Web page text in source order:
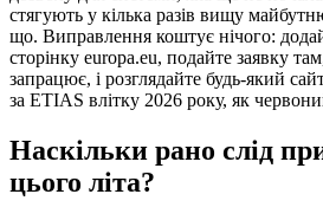
стягують у кілька разів вищу
що. Виправлення коштує нічого:
сторінку europa.eu, подайте заявку
запрацює, і розглядайте будь-який
за ETIAS влітку 2026 року, як
Наскільки рано слід
цього літа?